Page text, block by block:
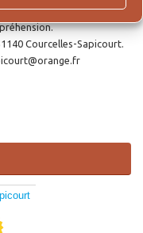
le secrétariat sera
Courcelles-Sapicourt.